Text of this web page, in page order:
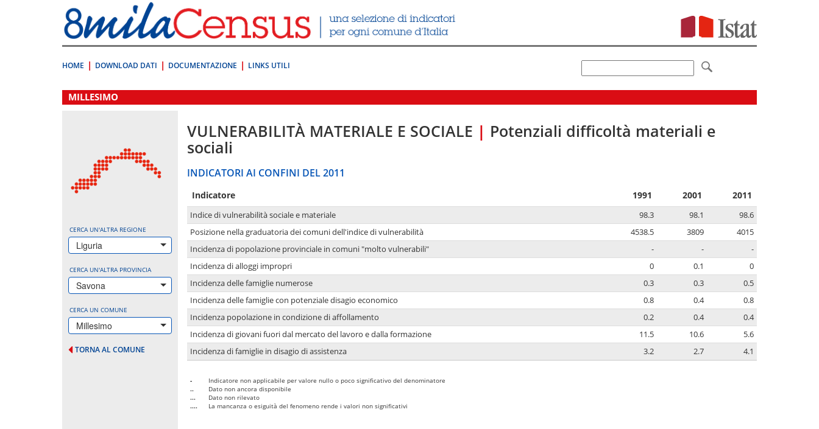
direttamente
a:
Contenuto
HOME DOWNLOAD DATI DOCUMENTAZIONE LINKS UTILI
.
MILLESIMO
CERCA UN'ALTRA REGIONE
Liguria
CERCA UN'ALTRA PROVINCIA
Savona
CERCA UN COMUNE
Millesimo
TORNA AL COMUNE
VULNERABILITÀ MATERIALE E SOCIALE | Potenziali difficoltà materiali e
sociali
INDICATORI AI CONFINI DEL 2011
Indicatore 1991 2001 2011
Indice di vulnerabilità sociale e materiale 98.3 98.1
98.6
Posizione nella graduatoria dei comuni dell'indice di vulnerabilità
4538.5 3809
4015
Incidenza di popolazione provinciale in comuni "molto vulnerabili"
- -
-
Incidenza di alloggi impropri
0 0.1
0
Incidenza delle famiglie numerose
0.3 0.3
0.5
Incidenza delle famiglie con potenziale disagio economico
0.8 0.4
0.8
Incidenza popolazione in condizione di affollamento
0.2 0.4
0.4
Incidenza di giovani fuori dal mercato del lavoro e dalla formazione
11.5 10.6
5.6
Incidenza di famiglie in disagio di assistenza
3.2 2.7 4.1
-
Indicatore non applicabile per valore nullo o poco significativo del denominatore
..
Dato non ancora disponibile
...
Dato non rilevato
....
La mancanza o esiguità del fenomeno rende i valori non significativi